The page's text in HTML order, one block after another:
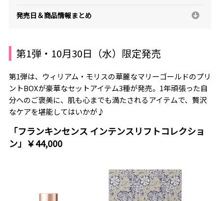
発売日＆商品情報まとめ
第1弾・10月30日（水）限定発売
第1弾は、ウィリアム・モリスの華麗なマリーゴールドのプリ
ントBOXが豪華なセットアイテム3種が発売。1年頑張った自
分へのご褒美に、肌も心までも満たされるアイテムで、贅沢
なケアを堪能してはいかが♪
「フランキンセンス インテンスリフトコレクショ
ン」￥44,000